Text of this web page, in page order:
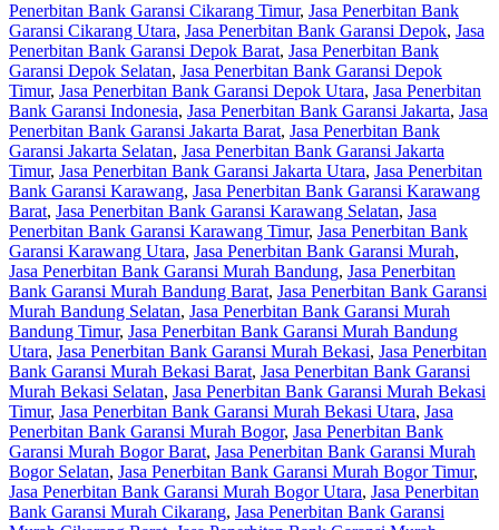
Penerbitan Bank Garansi Cikarang Timur, Jasa Penerbitan Bank
Garansi Cikarang Utara, Jasa Penerbitan Bank Garansi Depok, Jasa
Penerbitan Bank Garansi Depok Barat, Jasa Penerbitan Bank
Garansi Depok Selatan, Jasa Penerbitan Bank Garansi Depok
Timur, Jasa Penerbitan Bank Garansi Depok Utara, Jasa Penerbitan
Bank Garansi Indonesia, Jasa Penerbitan Bank Garansi Jakarta, Jasa
Penerbitan Bank Garansi Jakarta Barat, Jasa Penerbitan Bank
Garansi Jakarta Selatan, Jasa Penerbitan Bank Garansi Jakarta
Timur, Jasa Penerbitan Bank Garansi Jakarta Utara, Jasa Penerbitan
Bank Garansi Karawang, Jasa Penerbitan Bank Garansi Karawang
Barat, Jasa Penerbitan Bank Garansi Karawang Selatan, Jasa
Penerbitan Bank Garansi Karawang Timur, Jasa Penerbitan Bank
Garansi Karawang Utara, Jasa Penerbitan Bank Garansi Murah,
Jasa Penerbitan Bank Garansi Murah Bandung, Jasa Penerbitan
Bank Garansi Murah Bandung Barat, Jasa Penerbitan Bank Garansi
Murah Bandung Selatan, Jasa Penerbitan Bank Garansi Murah
Bandung Timur, Jasa Penerbitan Bank Garansi Murah Bandung
Utara, Jasa Penerbitan Bank Garansi Murah Bekasi, Jasa Penerbitan
Bank Garansi Murah Bekasi Barat, Jasa Penerbitan Bank Garansi
Murah Bekasi Selatan, Jasa Penerbitan Bank Garansi Murah Bekasi
Timur, Jasa Penerbitan Bank Garansi Murah Bekasi Utara, Jasa
Penerbitan Bank Garansi Murah Bogor, Jasa Penerbitan Bank
Garansi Murah Bogor Barat, Jasa Penerbitan Bank Garansi Murah
Bogor Selatan, Jasa Penerbitan Bank Garansi Murah Bogor Timur,
Jasa Penerbitan Bank Garansi Murah Bogor Utara, Jasa Penerbitan
Bank Garansi Murah Cikarang, Jasa Penerbitan Bank Garansi